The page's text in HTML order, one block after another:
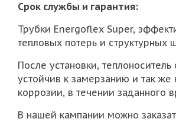
Срок службы и гарантия:
Трубки Energoflex Super,
тепловых потерь и структурных
После установки, теплоноситель
устойчив к замерзанию и так же
коррозии, в течении заданного
В нашей кампании можно